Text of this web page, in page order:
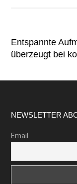
Entspannte
überzeugt bei
Footer
NEWSLETTER
Email